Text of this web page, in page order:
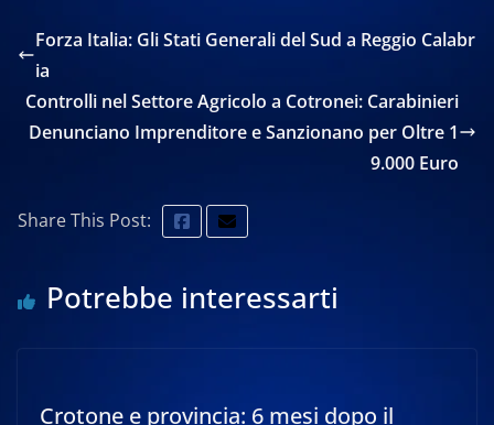
Forza Italia: Gli Stati Generali del Sud a Reggio Calabr
ia
Controlli nel Settore Agricolo a Cotronei: Carabinieri
Denunciano Imprenditore e Sanzionano per Oltre 1
9.000 Euro
Share This Post:
Potrebbe interessarti
Crotone e provincia: 6 mesi dopo il